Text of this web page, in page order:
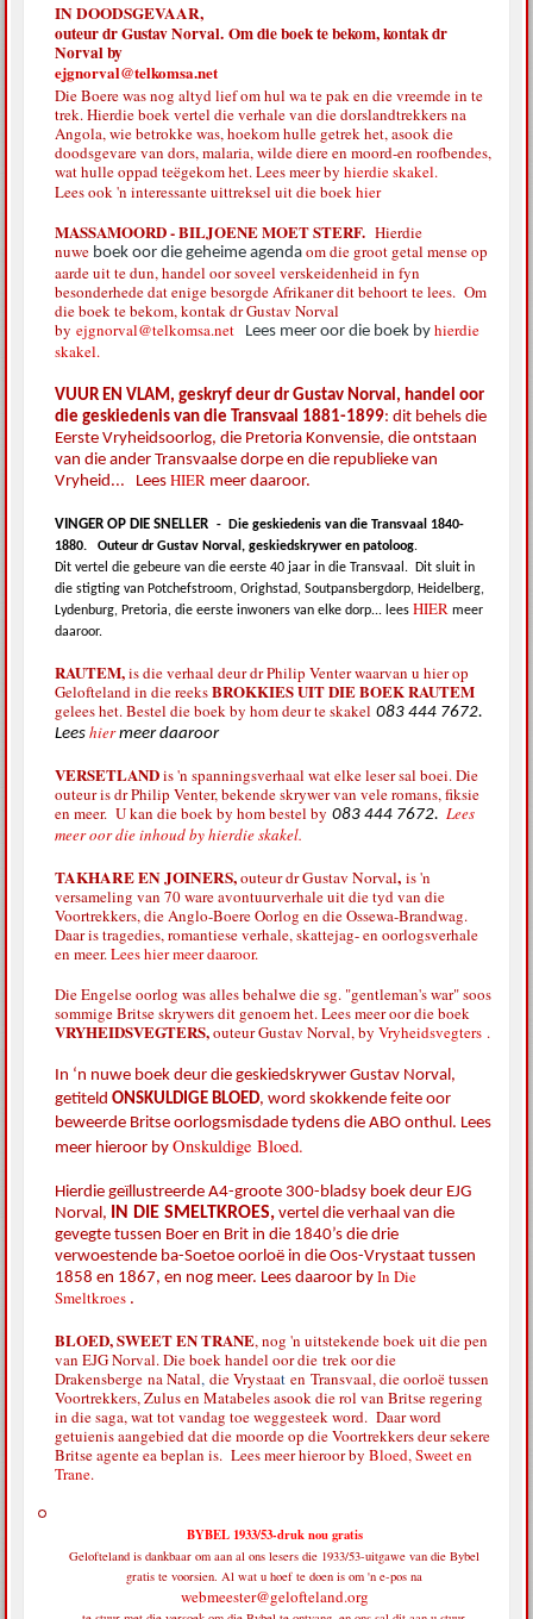
IN DOODSGEVAAR,
outeur dr Gustav Norval. Om die boek te bekom, kontak dr
Norval by
ejgnorval@telkomsa.net
Die Boere was nog altyd lief om hul wa te pak en die vreemde in te
trek. Hierdie boek vertel die verhale van die dorslandtrekkers na
Angola, wie betrokke was, hoekom hulle getrek het, asook die
doodsgevare van dors, malaria, wilde diere en moord-en roofbendes,
wat hulle oppad teëgekom het. Lees meer byhierdie skakel.
Lees ook 'n interessante uittreksel uit die boekhier
MASSAMOORD - BILJOENE MOET STERF.Hierdie
nuwe boek oor die geheime agenda om die groot getal mense op
aarde uit te dun, handel oor soveel verskeidenheid in fyn
besonderhede dat enige besorgde Afrikaner dit behoort te lees. Om
die boek te bekom, kontak dr Gustav Norval
byejgnorval@telkomsa.net Lees meer oor die boek byhierdie
skakel.
VUUR EN VLAM, geskryf deur dr Gustav Norval, handel oor
die geskiedenis van die Transvaal 1881-1899: dit behels die
Eerste Vryheidsoorlog, die Pretoria Konvensie, die ontstaan
van die ander Transvaalse dorpe en die republieke van
Vryheid... Lees HIER meer daaroor.
VINGER OP DIE SNELLER -Die geskiedenis van die Transvaal 1840-
1880.Outeur dr Gustav Norval, geskiedskrywer en patoloog.
Dit vertel die gebeure van die eerste 40 jaar in die Transvaal.Dit sluit in
die stigting van Potchefstroom, Orighstad, Soutpansbergdorp, Heidelberg,
Lydenburg, Pretoria, die eerste inwoners van elke dorp... leesHIER meer
daaroor.
RAUTEM,is die verhaal deur dr Philip Venter waarvan u hier op
Gelofteland in die reeksBROKKIES UIT DIE BOEK RAUTEM
gelees het. Bestel die boek by hom deur te skakel083 444 7672.
Leeshiermeer daaroor
VERSETLANDis 'n spanningsverhaal wat elke leser sal boei. Die
outeur is dr Philip Venter, bekende skrywer van vele romans, fiksie
en meer. U kan die boek by hom bestel by083 444 7672.Lees
meer oor die inhoud by hierdie skakel.
TAKHARE EN JOINERS,outeur dr Gustav Norval, is 'n
versameling van 70 ware avontuurverhale uit die tyd van die
Voortrekkers, die Anglo-Boere Oorlog en die Ossewa-Brandwag.
Daar is tragedies, romantiese verhale, skattejag- en oorlogsverhale
en meer.Lees hier meer daaroor.
Die Engelse oorlog was alles behalwe die sg. "gentleman's war" soos
sommige Britse skrywers dit genoem het. Lees meer oor die boek
VRYHEIDSVEGTERS,outeur Gustav Norval, byVryheidsvegters .
In ‘n nuwe boek deur die geskiedskrywer Gustav Norval,
getiteldONSKULDIGE BLOED, word skokkende feite oor
beweerde Britse oorlogsmisdade tydens die ABO onthul. Lees
meer hieroor byOnskuldige Bloed.
Hierdie geïllustreerde A4-groote 300-bladsy boek deur EJG
Norval, IN DIE SMELTKROES, vertel die verhaal van die
gevegte tussen Boer en Brit in die 1840’s die drie
verwoestende ba-Soetoe oorloë in die Oos-Vrystaat tussen
1858 en 1867, en nog meer. Lees daaroor byIn Die
Smeltkroes .
BLOED, SWEET EN TRANE, nog 'n uitstekende boek uit die pen
van EJG Norval. Die boek handel oor dietrek oor die
Drakensbergena Natal,die Vrystaat enTransvaal, die oorloë tussen
Voortrekkers, Zulus en Matabeles asook die rol van Britse regering
in die saga, wat tot vandag toe weggesteek word. Daar word
getuienis aangebied dat die moorde op die Voortrekkers deur sekere
Britse agente ea beplan is. Lees meer hieroor byBloed, Sweet en
Trane.
BYBEL 1933/53-druk nou gratis
Gelofteland is dankbaar om aan al ons lesers die 1933/53-uitgawe van die Bybel
gratis te voorsien. Al wat u hoef te doen is om 'n e-pos na
webmeester@gelofteland.org